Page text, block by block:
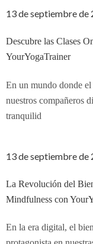
13 de septiembre de
Descubre las Clases
YourYogaTrainer
En un mundo donde el
nuestros compañeros
tranquilid
13 de septiembre de
La Revolución del
Mindfulness con
En la era digital, el